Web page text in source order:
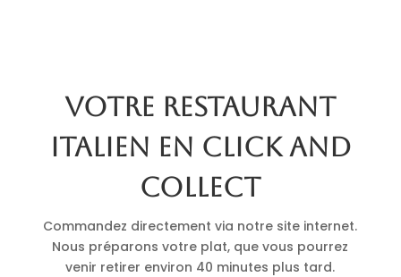
Votre restaurant
italien en click and
collect
Commandez directement via notre site internet.
Nous préparons votre plat, que vous pourrez
venir retirer environ 40 minutes plus tard.